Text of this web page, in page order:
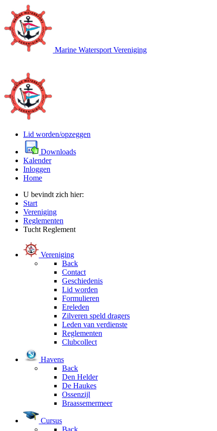
Marine Watersport Vereniging
Lid worden/opzeggen
Downloads
Kalender
Inloggen
Home
U bevindt zich hier:
Start
Vereniging
Reglementen
Tucht Reglement
Vereniging
Back
Contact
Geschiedenis
Lid worden
Formulieren
Ereleden
Zilveren speld dragers
Leden van verdienste
Reglementen
Clubcollect
Havens
Back
Den Helder
De Haukes
Ossenzijl
Braassemermeer
Cursus
Back